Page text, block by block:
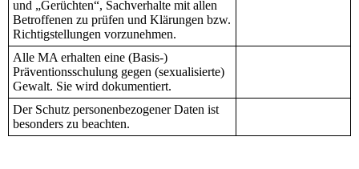
und „Gerüchten“, Sachverhalte mit allen
Betroffenen zu prüfen und Klärungen bzw.
Richtigstellungen vorzunehmen.
Alle MA erhalten eine (Basis-)
Präventionsschulung gegen (sexualisierte)
Gewalt. Sie wird dokumentiert.
Der Schutz personenbezogener Daten ist
besonders zu beachten.